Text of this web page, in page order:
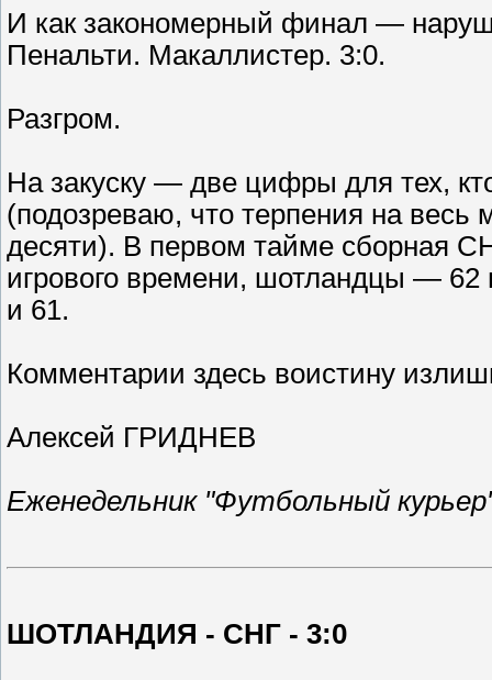
И как закономерный финал —
Пенальти. Макаллистер. 3:0.
Разгром.
На закуску — две цифры для тех,
(подозреваю, что терпения на весь
десяти). В первом тайме сборная
игрового времени, шотландцы — 62
и 61.
Комментарии здесь воистину
Алексей ГРИДНЕВ
Еженедельник "Футбольный
ШОТЛАНДИЯ - СНГ - 3:0